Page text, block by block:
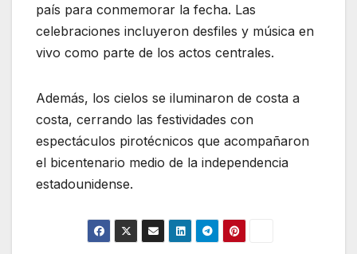
país para conmemorar la fecha. Las
celebraciones incluyeron desfiles y música en
vivo como parte de los actos centrales.
Además, los cielos se iluminaron de costa a
costa, cerrando las festividades con
espectáculos pirotécnicos que acompañaron
el bicentenario medio de la independencia
estadounidense.